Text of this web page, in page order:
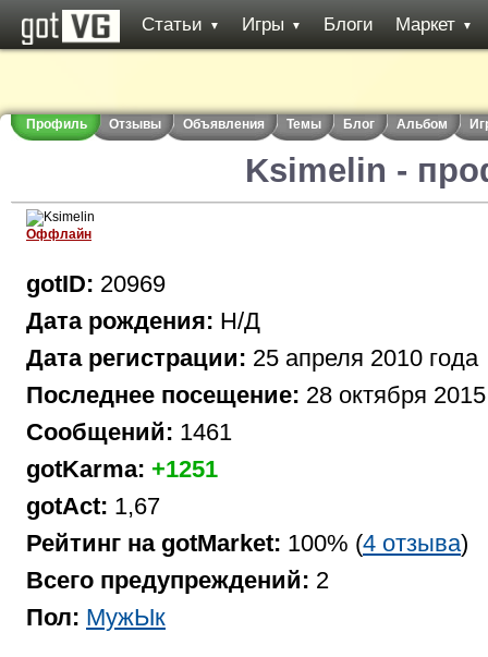
Статьи ▼ Игры ▼ Блоги Маркет ▼
Профиль Отзывы Объявления Темы Блог Альбом
Ksimelin -
Оффлайн
gotID: 20969
Дата рождения: Н/Д
Дата регистрации: 25 апреля 2010 года
Последнее посещение: 28 октября
Сообщений: 1461
gotKarma: +1251
gotAct: 1,67
Рейтинг на gotMarket: 100% (4 отзыва)
Всего предупреждений: 2
Пол: МужЫк